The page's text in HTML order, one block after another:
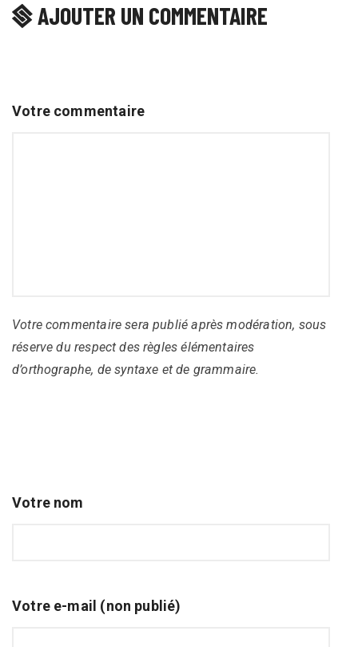
AJOUTER UN COMMENTAIRE
Votre commentaire
Votre commentaire sera publié après modération, sous
réserve du respect des règles élémentaires
d’orthographe, de syntaxe et de grammaire.
Votre nom
Votre e-mail (non publié)